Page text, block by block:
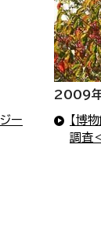
ー
2009
【博
調査